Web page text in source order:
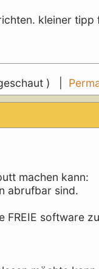
kleiner tipp
) |
machen kann:
abrufbar sind.
FREIE software